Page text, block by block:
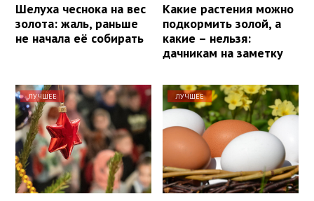
Шелуха чеснока на вес
золота: жаль, раньше
не начала её собирать
Какие растения можно
подкормить золой, а
какие – нельзя:
дачникам на заметку
ЛУЧШЕЕ ЛУЧШЕЕ